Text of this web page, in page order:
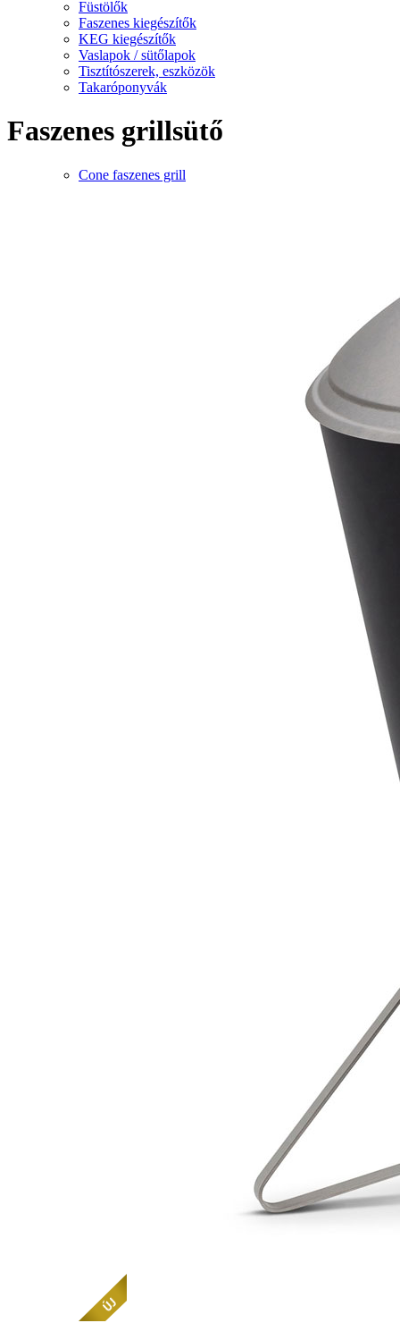
Füstölők
Faszenes kiegészítők
KEG kiegészítők
Vaslapok / sütőlapok
Tisztítószerek, eszközök
Takaróponyvák
Faszenes grillsütő
Cone faszenes grill